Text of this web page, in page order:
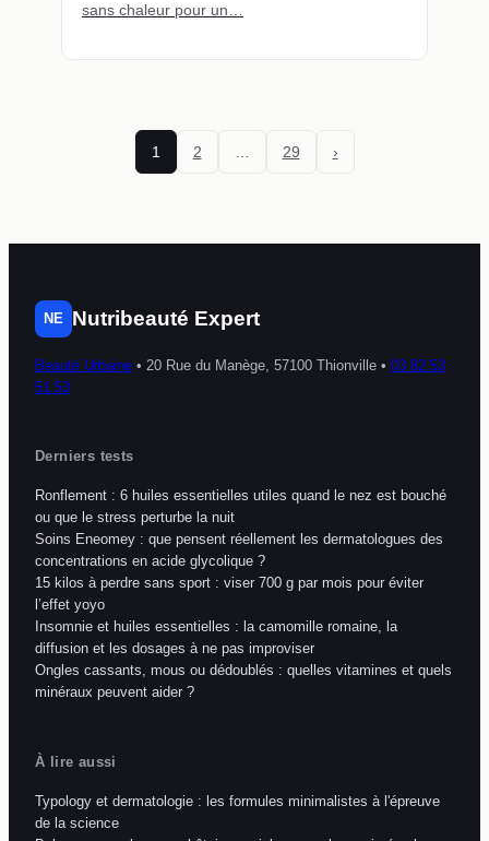
sans chaleur pour un…
1 2 29 ›
NE Nutribeauté Expert
Beauté Urbaine • 20 Rue du Manège, 57100 Thionville • 03 82 53
51 53
Derniers tests
Ronflement : 6 huiles essentielles utiles quand le nez est bouché
ou que le stress perturbe la nuit
Soins Eneomey : que pensent réellement les dermatologues des
concentrations en acide glycolique ?
15 kilos à perdre sans sport : viser 700 g par mois pour éviter
l’effet yoyo
Insomnie et huiles essentielles : la camomille romaine, la
diffusion et les dosages à ne pas improviser
Ongles cassants, mous ou dédoublés : quelles vitamines et quels
minéraux peuvent aider ?
À lire aussi
Typology et dermatologie : les formules minimalistes à l'épreuve
de la science